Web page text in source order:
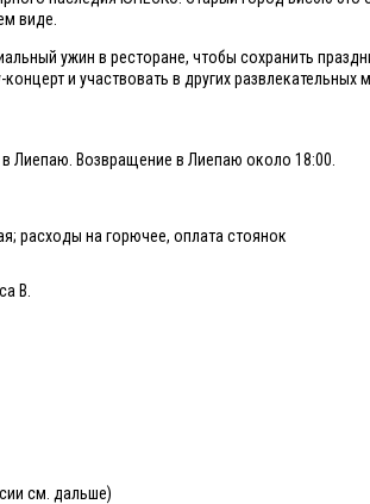
виде.
ужин в ресторане, чтобы сохранить
и участвовать в других развлекательных
Лиепаю. Возвращение в Лиепаю около 18:00.
расходы на горючее, оплата стоянок
В.
см. дальше)